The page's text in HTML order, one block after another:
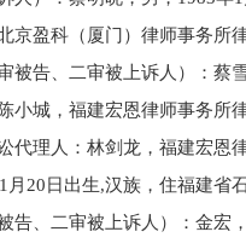
京盈科（厦门）律师事务
被告、二审被上诉人）：蔡
小城，福建宏恩律师事务所
代理人：林剑龙，福建宏
月20日出生,汉族，住福建
告、二审被上诉人）：金